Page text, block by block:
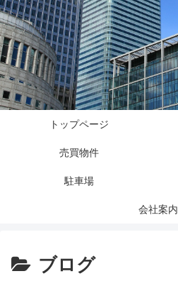
トップページ
売買物件
駐車場
会社案内
ブログ